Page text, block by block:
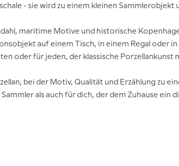
- sie wird zu einem kleinen
maritime Motive und historische
auf einem Tisch, in einem Regal oder
oder für jeden, der klassische
bei der Motiv, Qualität und Erzählung zu
als auch für dich, der dem Zuhause ein